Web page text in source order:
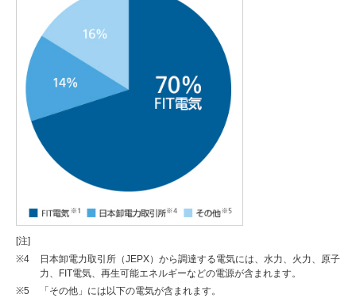
[注]
※4
日本卸電力取引所（JEPX）から調達する電気には、水力、火力、原子
力、FIT電気、再生可能エネルギーなどの電源が含まれます。
※5
「その他」には以下の電気が含まれます。